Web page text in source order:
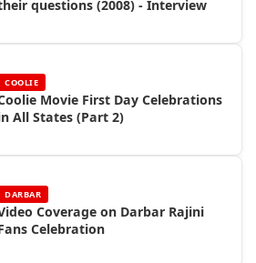
questions (2008) - Interview
COOLIE
Movie First Day Celebrations
All States (Part 2)
DARBAR
Coverage on Darbar Rajini
Celebration